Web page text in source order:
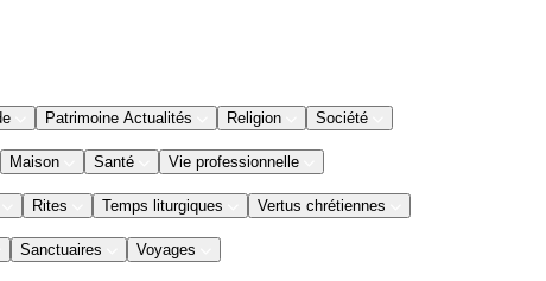
Patrimoine Actualités Religion Société
Maison Santé Vie professionnelle
Rites Temps liturgiques Vertus chrétiennes
Sanctuaires Voyages